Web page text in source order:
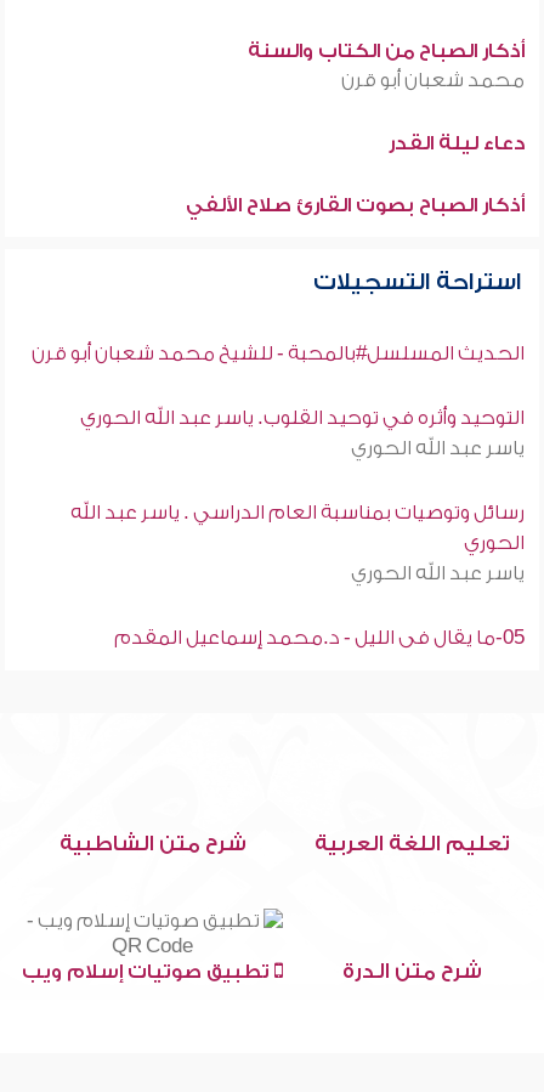
أذكار الصباح من الكتاب والسنة
محمد شعبان أبو قرن
دعاء ليلة القدر
أذكار الصباح بصوت القارئ صلاح الألفي
استراحة التسجيلات
الحديث المسلسل#بالمحبة - للشيخ محمد شعبان أبو قرن
التوحيد وأثره في توحيد القلوب. ياسر عبد الله الحوري
ياسر عبد الله الحوري
رسائل وتوصيات بمناسبة العام الدراسي . ياسر عبد الله
الحوري
ياسر عبد الله الحوري
05-ما يقال فى الليل - د.محمد إسماعيل المقدم
تعليم اللغة العربية شرح متن الشاطبية
شرح متن الدرة تطبيق صوتيات إسلام ويب